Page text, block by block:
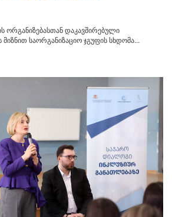
ორგანიზებასთან დაკავშირებული
მიზნით საორგანიზაციო ჯგუფის სხდომა...